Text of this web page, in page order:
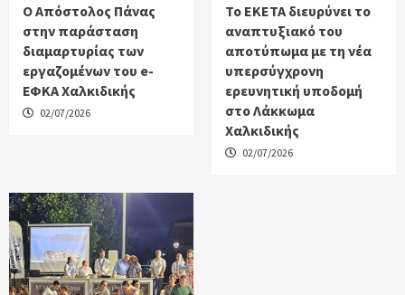
Ο Απόστολος Πάνας
στην παράσταση
διαμαρτυρίας των
εργαζομένων του e-
ΕΦΚΑ Χαλκιδικής
02/07/2026
Το ΕΚΕΤΑ διευρύνει το
αναπτυξιακό του
αποτύπωμα με τη νέα
υπερσύγχρονη
ερευνητική υποδομή
στο Λάκκωμα
Χαλκιδικής
02/07/2026